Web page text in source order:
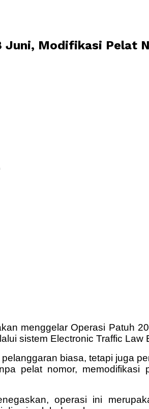
Juni, Modifikasi Pelat
menggelar Operasi Patuh
sistem Electronic Traffic
biasa, tetapi juga
pelat nomor,
operasi ini